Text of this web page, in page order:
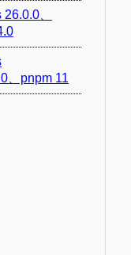
、
、pnpm 11